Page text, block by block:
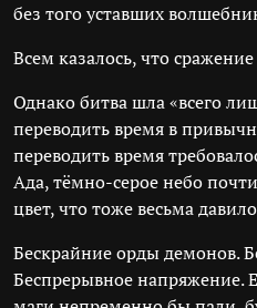
без того уставших
Всем казалось, что
Однако битва шла «всего
переводить время в
переводить время
Ада, тёмно-серое небо
цвет, что тоже весьма
Бескрайние орды демонов.
Беспрерывное напряжение.